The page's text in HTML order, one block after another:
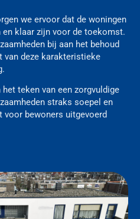
we ervoor dat de woningen
klaar zijn voor de toekomst.
bij aan het behoud
van deze karakteristieke
teken van een zorgvuldige
straks soepel en
bewoners uitgevoerd